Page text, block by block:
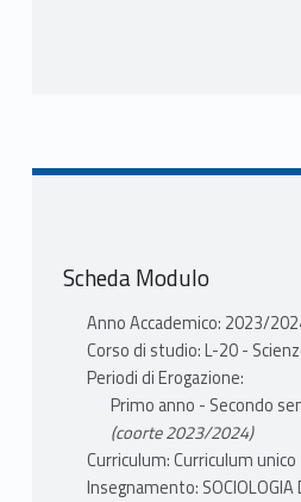
Scheda Modulo
Anno Accademico: 2023/
Corso di studio: L-20 -
Periodi di Erogazione:
Primo anno - Secondo
(coorte 2023/2024)
Curriculum: Curriculum unico
Insegnamento: SOCIOLOGIA